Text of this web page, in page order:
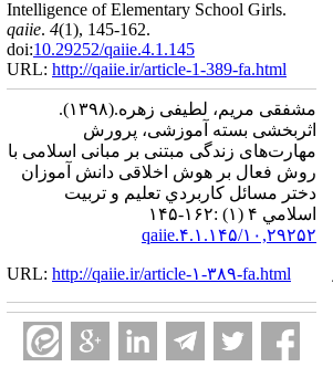
Intelligence of Elementary School Girls.
qaiie. 4(1), 145-162.
doi:10.29252/qaiie.4.1.145
URL: http://qaiie.ir/article-1-389-fa.html
مشفقی مریم، لطیفی زهره.(۱۳۹۸).
اثربخشی بسته آموزشی، پرورش
مهارت‌های زندگی مبتنی بر مبانی اسلامی با
روش فعال بر هوش اخلاقی دانش آموزان
دختر مسائل كاربردي تعليم و تربيت
اسلامي ۴ (۱) :۱۶۲-۱۴۵
۱۰,۲۹۲۵۲/qaiie.۴.۱.۱۴۵
URL: http://qaiie.ir/article-۱-۳۸۹-fa.html